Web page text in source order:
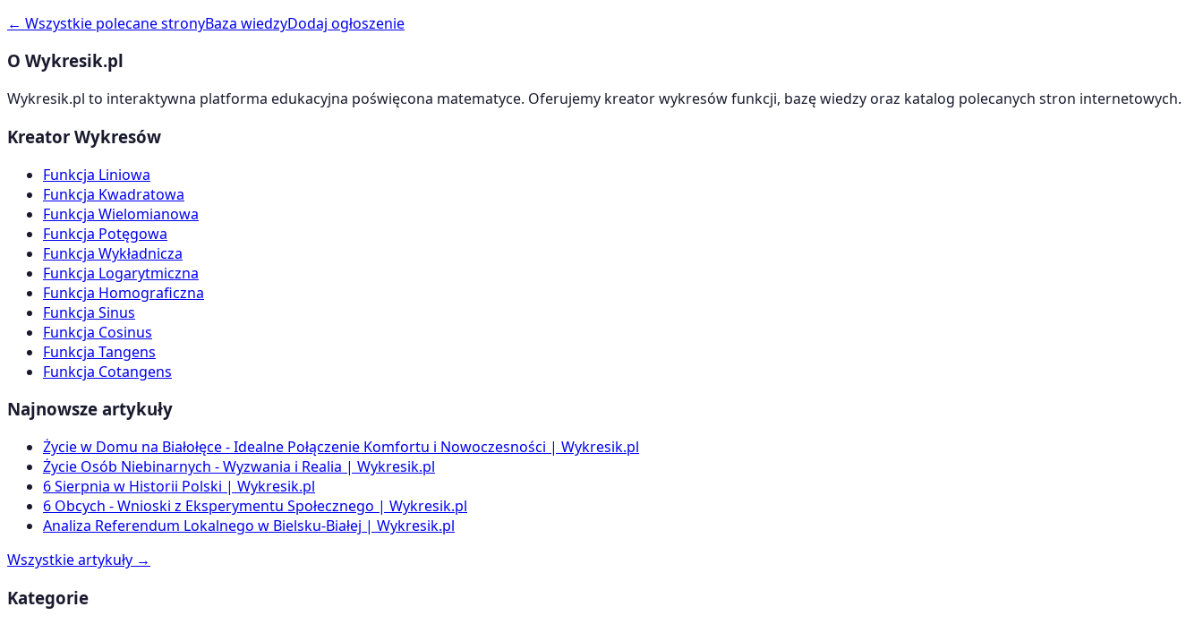
← Wszystkie polecane stronyBaza wiedzyDodaj ogłoszenie
O Wykresik.pl
Wykresik.pl to interaktywna platforma edukacyjna poświęcona matematyce. Oferujemy kreator wykresów funkcji, bazę wiedzy oraz katalog polecanych stron internetowych.
Kreator Wykresów
Funkcja Liniowa
Funkcja Kwadratowa
Funkcja Wielomianowa
Funkcja Potęgowa
Funkcja Wykładnicza
Funkcja Logarytmiczna
Funkcja Homograficzna
Funkcja Sinus
Funkcja Cosinus
Funkcja Tangens
Funkcja Cotangens
Najnowsze artykuły
Życie w Domu na Białołęce - Idealne Połączenie Komfortu i Nowoczesności | Wykresik.pl
Życie Osób Niebinarnych - Wyzwania i Realia | Wykresik.pl
6 Sierpnia w Historii Polski | Wykresik.pl
6 Obcych - Wnioski z Eksperymentu Społecznego | Wykresik.pl
Analiza Referendum Lokalnego w Bielsku-Białej | Wykresik.pl
Wszystkie artykuły →
Kategorie